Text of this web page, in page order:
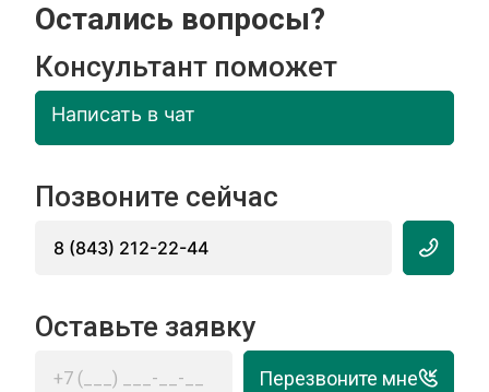
Остались вопросы?
Консультант поможет
Написать в чат
Позвоните сейчас
8 (843) 212-22-44
Оставьте заявку
Перезвоните мне